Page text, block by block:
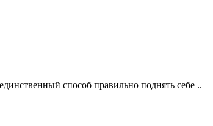
способ правильно поднять себе ..